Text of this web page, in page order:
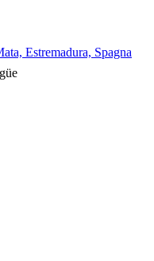
Estremadura, Spagna